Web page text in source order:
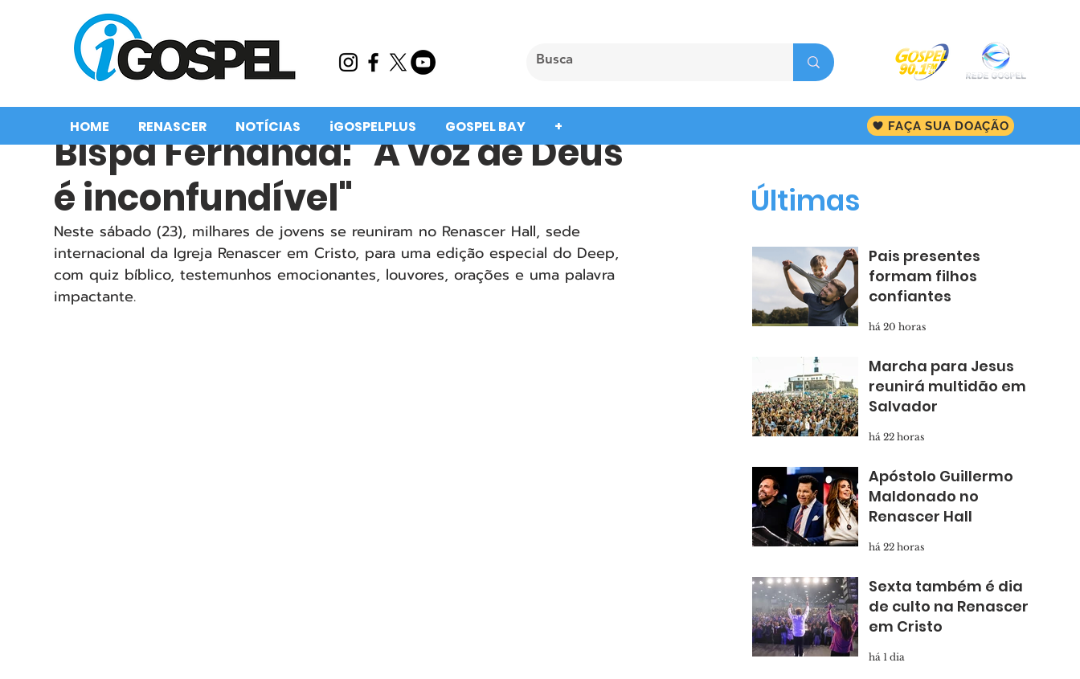
HOME RENASCER NOTÍCIAS iGOSPELPLUS GOSPEL BAY + FAÇA SUA DOAÇÃO
Bispa Fernanda: "A voz de Deus
é inconfundível"
Neste sábado (23), milhares de jovens se reuniram no Renascer Hall, sede
internacional da Igreja Renascer em Cristo, para uma edição especial do Deep,
com quiz bíblico, testemunhos emocionantes, louvores, orações e uma palavra
impactante.
Pais presentes
formam filhos
confiantes
há 20 horas
Marcha para Jesus
reunirá multidão em
Salvador
há 22 horas
Apóstolo Guillermo
Maldonado no
Renascer Hall
há 22 horas
Sexta também é dia
de culto na Renascer
em Cristo
há 1 dia
Últimas